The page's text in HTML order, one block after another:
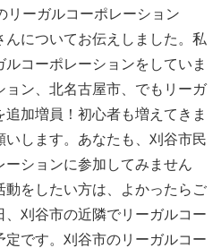
リーガルコーポレーション
についてお伝えしました。私
コーポレーションをしていま
ン、北名古屋市、でもリーガ
加増員！初心者も増えてきま
いします。あなたも、刈谷市民
ションに参加してみません
をしたい方は、よかったらご
刈谷市の近隣でリーガルコー
です。刈谷市のリーガルコー